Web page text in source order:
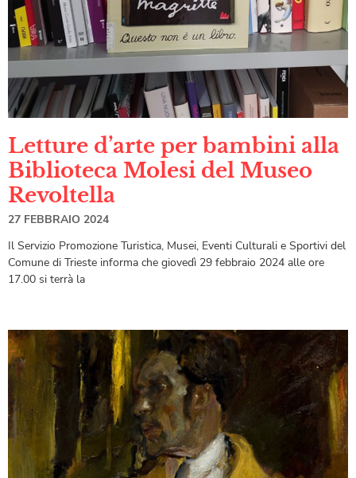
Letture d’arte per bambini alla
Biblioteca Molesi del Museo
Revoltella
27 FEBBRAIO 2024
Il Servizio Promozione Turistica, Musei, Eventi Culturali e Sportivi del
Comune di Trieste informa che giovedì 29 febbraio 2024 alle ore
17.00 si terrà la